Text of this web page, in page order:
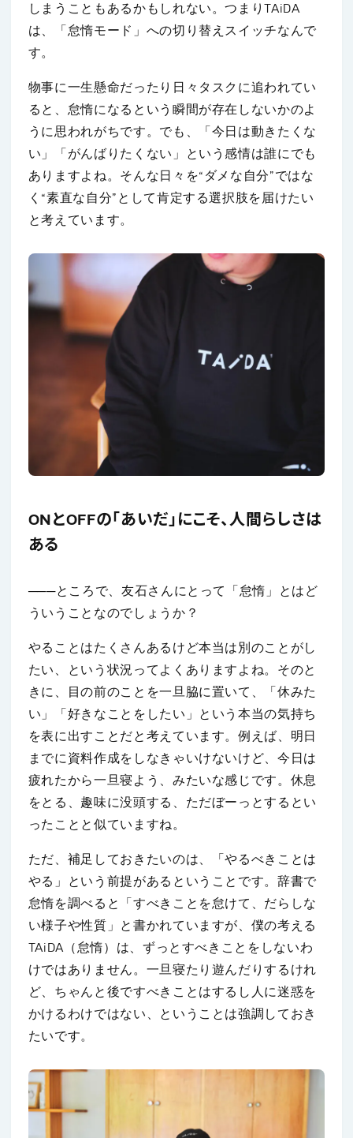
しまうこともあるかもしれない。つまりTAiDA
は、「怠惰モード」への切り替えスイッチなんで
す。
物事に一生懸命だったり日々タスクに追われてい
ると、怠惰になるという瞬間が存在しないかのよ
うに思われがちです。でも、「今日は動きたくな
い」「がんばりたくない」という感情は誰にでも
ありますよね。そんな日々を“ダメな自分”ではな
く“素直な自分”として肯定する選択肢を届けたい
と考えています。
ONとOFFの「あいだ」にこそ、人間らしさは
ある
───ところで、友石さんにとって「怠惰」とはど
ういうことなのでしょうか？
やることはたくさんあるけど本当は別のことがし
たい、という状況ってよくありますよね。そのと
きに、目の前のことを一旦脇に置いて、「休みた
い」「好きなことをしたい」という本当の気持ち
を表に出すことだと考えています。例えば、明日
までに資料作成をしなきゃいけないけど、今日は
疲れたから一旦寝よう、みたいな感じです。休息
をとる、趣味に没頭する、ただぼーっとするとい
ったことと似ていますね。
ただ、補足しておきたいのは、「やるべきことは
やる」という前提があるということです。辞書で
怠惰を調べると「すべきことを怠けて、だらしな
い様子や性質」と書かれていますが、僕の考える
TAiDA（怠惰）は、ずっとすべきことをしないわ
けではありません。一旦寝たり遊んだりするけれ
ど、ちゃんと後ですべきことはするし人に迷惑を
かけるわけではない、ということは強調しておき
たいです。